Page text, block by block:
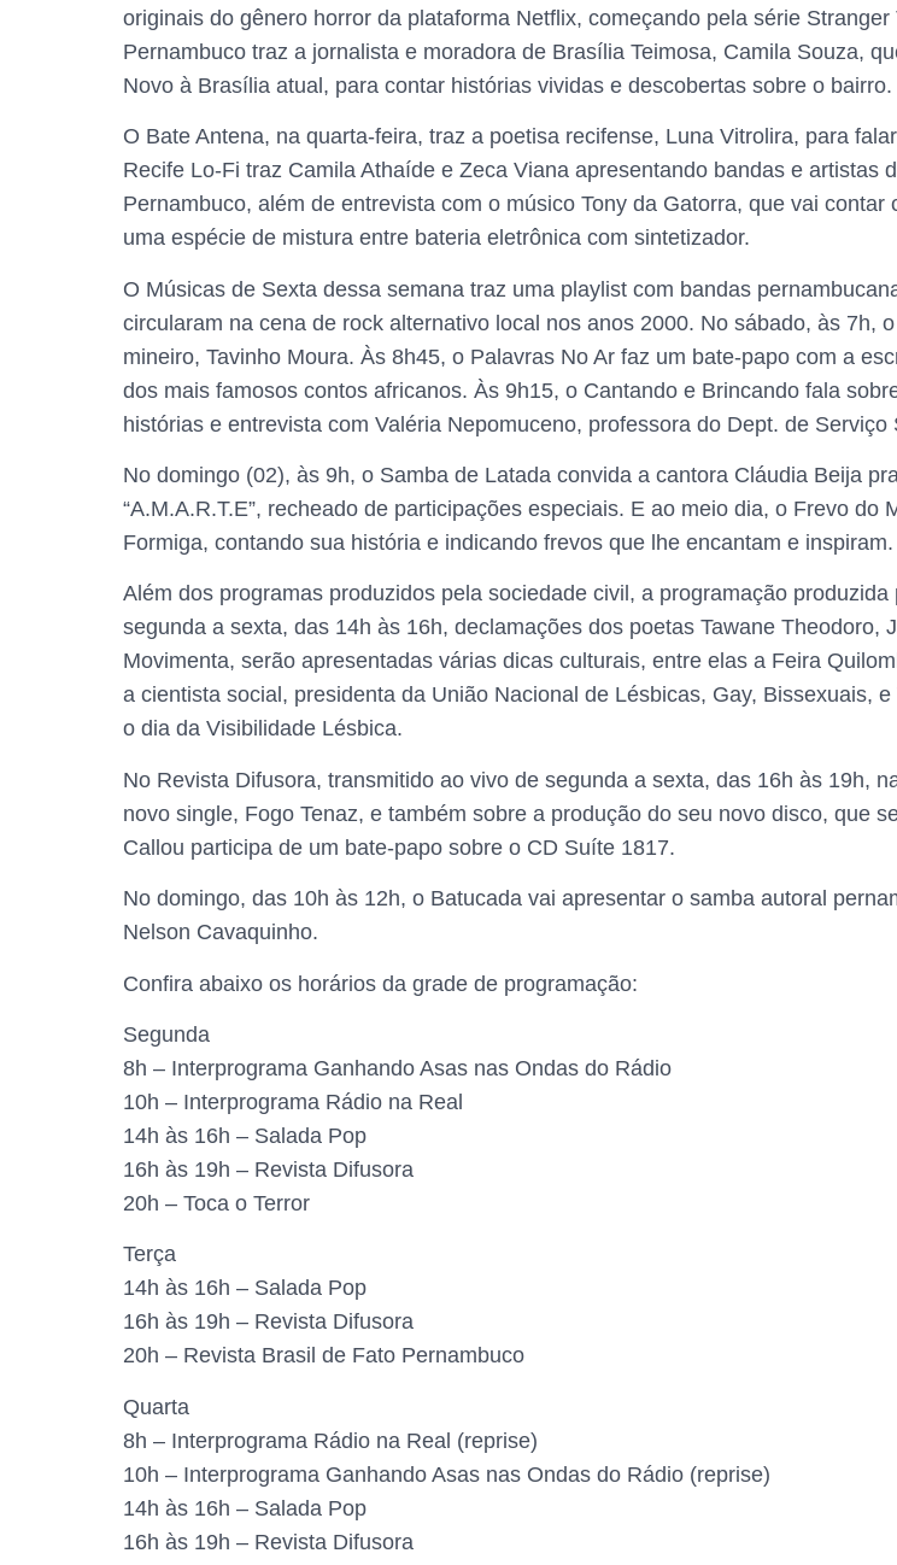
originais do gênero horror da plataforma Netflix, começando pela série
Pernambuco traz a jornalista e moradora de Brasília Teimosa, Camila Souza,
Novo à Brasília atual, para contar histórias vividas e descobertas sobre o bairro.
O Bate Antena, na quarta-feira, traz a poetisa recifense, Luna Vitrolira, para
Recife Lo-Fi traz Camila Athaíde e Zeca Viana apresentando bandas e artistas
Pernambuco, além de entrevista com o músico Tony da Gatorra, que vai
uma espécie de mistura entre bateria eletrônica com sintetizador.
O Músicas de Sexta dessa semana traz uma playlist com bandas
circularam na cena de rock alternativo local nos anos 2000. No sábado, às 7h,
mineiro, Tavinho Moura. Às 8h45, o Palavras No Ar faz um bate-papo com a
dos mais famosos contos africanos. Às 9h15, o Cantando e Brincando fala
histórias e entrevista com Valéria Nepomuceno, professora do Dept. de
No domingo (02), às 9h, o Samba de Latada convida a cantora Cláudia Beija
“A.M.A.R.T.E”, recheado de participações especiais. E ao meio dia, o Frevo
Formiga, contando sua história e indicando frevos que lhe encantam e inspiram.
Além dos programas produzidos pela sociedade civil, a programação
segunda a sexta, das 14h às 16h, declamações dos poetas Tawane
Movimenta, serão apresentadas várias dicas culturais, entre elas a Feira
a cientista social, presidenta da União Nacional de Lésbicas, Gay, Bissexuais,
o dia da Visibilidade Lésbica.
No Revista Difusora, transmitido ao vivo de segunda a sexta, das 16h às 19h,
novo single, Fogo Tenaz, e também sobre a produção do seu novo disco, que
Callou participa de um bate-papo sobre o CD Suíte 1817.
No domingo, das 10h às 12h, o Batucada vai apresentar o samba autoral
Nelson Cavaquinho.
Confira abaixo os horários da grade de programação:
Segunda
8h – Interprograma Ganhando Asas nas Ondas do Rádio
10h – Interprograma Rádio na Real
14h às 16h – Salada Pop
16h às 19h – Revista Difusora
20h – Toca o Terror
Terça
14h às 16h – Salada Pop
16h às 19h – Revista Difusora
20h – Revista Brasil de Fato Pernambuco
Quarta
8h – Interprograma Rádio na Real (reprise)
10h – Interprograma Ganhando Asas nas Ondas do Rádio (reprise)
14h às 16h – Salada Pop
16h às 19h – Revista Difusora